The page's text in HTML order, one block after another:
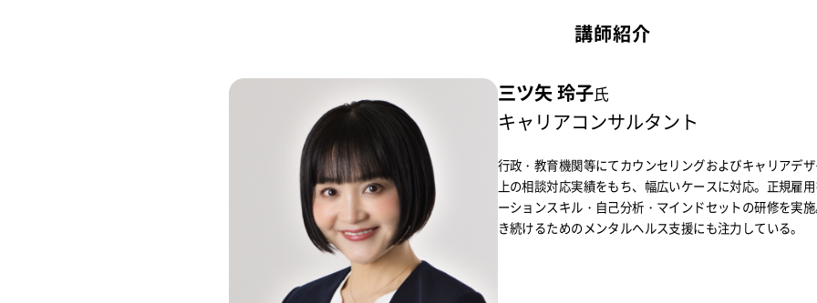
講師紹介
三ツ矢 玲子氏
キャリアコンサルタント
行政・教育機関等にてカウンセリングおよびキャリアデ
上の相談対応実績をもち、幅広いケースに対応。正規雇
ーションスキル・自己分析・マインドセットの研修を実
き続けるためのメンタルヘルス支援にも注力している。